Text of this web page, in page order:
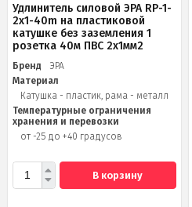
Удлинитель силовой ЭРА RP-1-
2x1-40m на пластиковой
катушке без заземления 1
розетка 40м ПВС 2x1мм2
Бренд
ЭРА
Материал
Катушка - пластик, рама - металл
Температурные ограничения
хранения и перевозки
от -25 до +40 градусов
В корзину